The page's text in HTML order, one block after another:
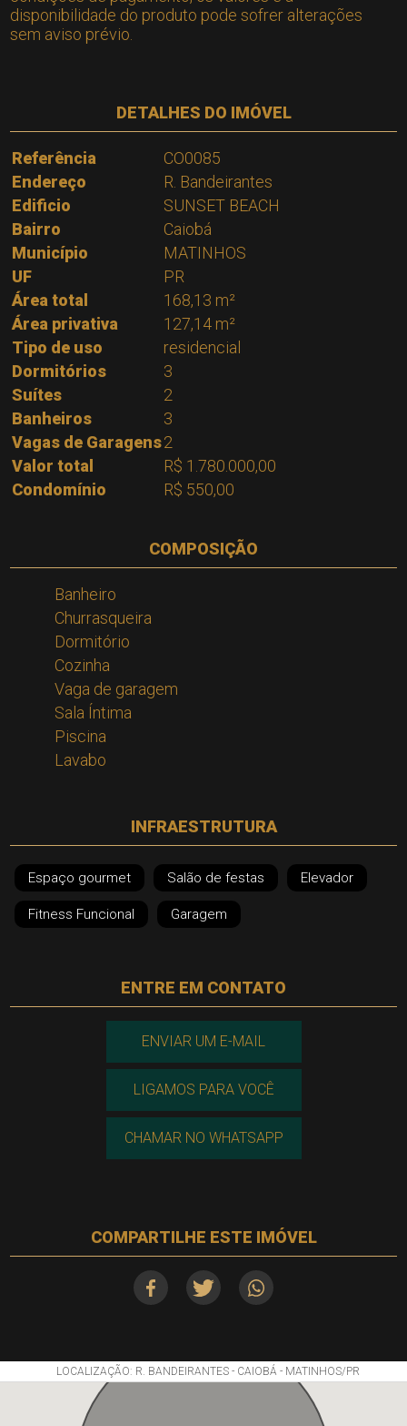
disponibilidade do produto pode sofrer alterações
sem aviso prévio.
DETALHES DO IMÓVEL
Referência
CO0085
Endereço
R. Bandeirantes
Edificio
SUNSET BEACH
Bairro
Caiobá
Município
MATINHOS
UF
PR
Área total
168,13 m²
Área privativa
127,14 m²
Tipo de uso
residencial
Dormitórios
3
Suítes
2
Banheiros
3
Vagas de Garagens2
Valor total
R$ 1.780.000,00
Condomínio
R$ 550,00
COMPOSIÇÃO
Banheiro
Churrasqueira
Dormitório
Cozinha
Vaga de garagem
Sala Íntima
Piscina
Lavabo
INFRAESTRUTURA
Espaço gourmet Salão de festas Elevador
Fitness Funcional Garagem
ENTRE EM CONTATO
ENVIAR UM E-MAIL
LIGAMOS PARA VOCÊ
CHAMAR NO WHATSAPP
COMPARTILHE ESTE IMÓVEL
LOCALIZAÇÃO: R. BANDEIRANTES - CAIOBÁ - MATINHOS/PR